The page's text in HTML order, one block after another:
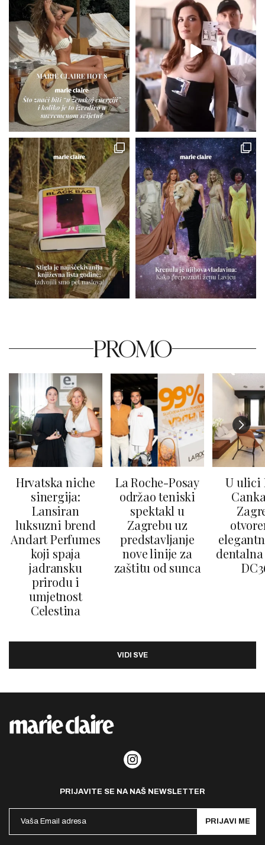
PROMO
Hrvatska niche
sinergija:
Lansiran
luksuzni brend
Andart Perfumes
koji spaja
jadransku
prirodu i
umjetnost
Celestina
La Roche-Posay
održao teniski
spektakl u
Zagrebu uz
predstavljanje
nove linije za
zaštitu od sunca
U ulici
VIDI SVE
PRIJAVITE SE NA NAŠ NEWSLETTER
PRIJAVI ME